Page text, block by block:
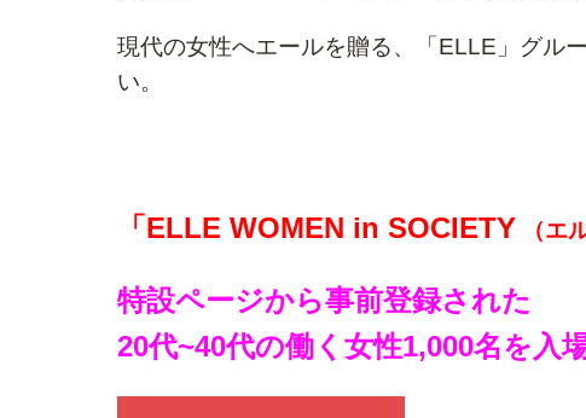
現代の女性へエールを贈る、「ELLE」グル
い。
「ELLE WOMEN in SOCIETY （エ
特設ページから事前登録された
20代~40代の働く女性1,000名を入